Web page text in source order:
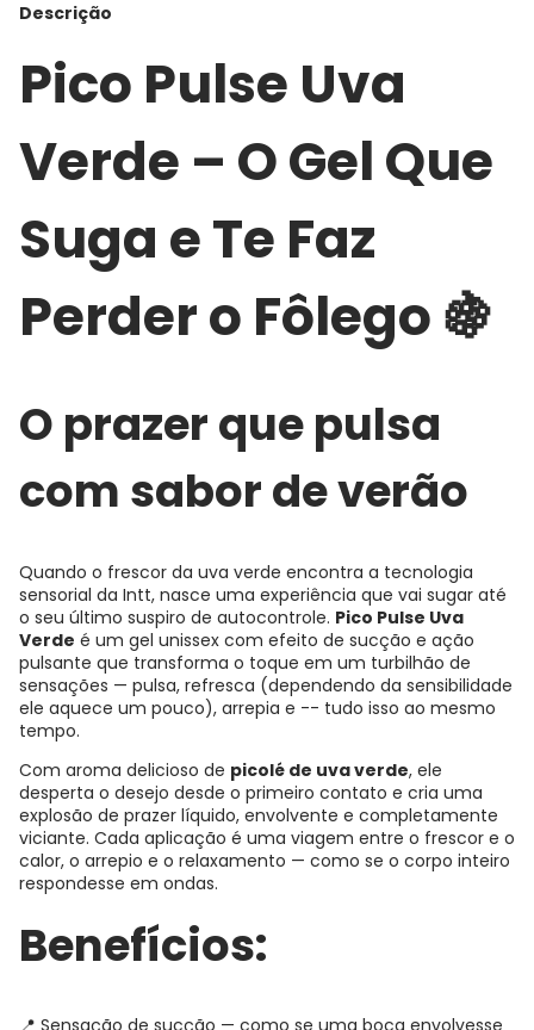
Descrição
Pico Pulse Uva
Verde – O Gel Que
Suga e Te Faz
Perder o Fôlego 🍇
O prazer que pulsa
com sabor de verão
Quando o frescor da uva verde encontra a tecnologia
sensorial da Intt, nasce uma experiência que vai sugar até
o seu último suspiro de autocontrole. Pico Pulse Uva
Verde é um gel unissex com efeito de sucção e ação
pulsante que transforma o toque em um turbilhão de
sensações — pulsa, refresca (dependendo da sensibilidade
ele aquece um pouco), arrepia e -- tudo isso ao mesmo
tempo.
Com aroma delicioso de picolé de uva verde, ele
desperta o desejo desde o primeiro contato e cria uma
explosão de prazer líquido, envolvente e completamente
viciante. Cada aplicação é uma viagem entre o frescor e o
calor, o arrepio e o relaxamento — como se o corpo inteiro
respondesse em ondas.
Benefícios: